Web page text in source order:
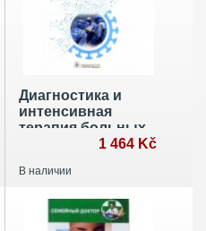
Диагностика и
интенсивная
терапия больных
1 464 Kč
В наличии